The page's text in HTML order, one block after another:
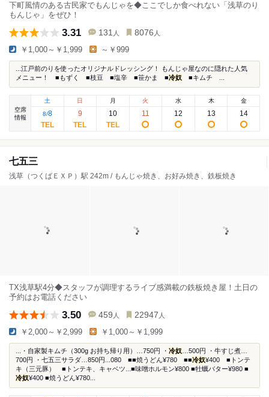
下町風情のある古民家でもんじゃを◆ここでしか食べれない「浅草のり
もんじゃ」をぜひ！
3.31 131 人 8076 人
￥1,000～￥1,999 ～￥999
...江戸前のりを使ったオリジナルドレッシング！ もんじゃ屋なのに隠れた人気
メニュー！ ■もずく ■枝豆 ■塩辛 ■笹かま ■冷奴 ■キムチ ...
空席
情報
土
8/8
日
9
月
10
火
11
水
12
木
13
金
14
七五三
浅草（つくばＥＸＰ）駅 242m / もんじゃ焼き、お好み焼き、鉄板焼き
TX浅草駅4分◆スタッフが調理するライブ感満載の鉄板焼き屋！土日の
予約はお電話ください
3.50 459 人 22947 人
￥2,000～￥2,999 ￥1,000～￥1,999
...・自家製キムチ（300g お持ち帰り用）…750円 ・ 冷奴 …500円 ・牛すじ煮…
700円 ・七五三サラダ…850円...080 ■■焼うどん¥780 ■■冷奴¥400 ■トンテ
キ（三元豚） ■トンテキ、キャベツ...■味噌ホルモン¥800 ■牡蠣バター¥980 ■
冷奴¥400 ■焼うどん¥780...